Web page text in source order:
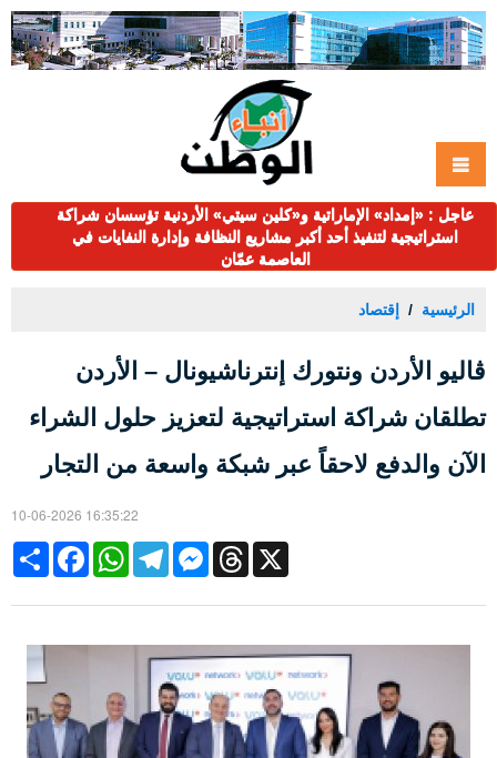
عاجل : «إمداد» الإماراتية و«كلين سيتي» الأردنية تؤسسان شراكة
استراتيجية لتنفيذ أحد أكبر مشاريع النظافة وإدارة النفايات في
العاصمة عمّان
الرئيسية إقتصاد
ڤاليو الأردن ونتورك إنترناشيونال – الأردن
تطلقان شراكة استراتيجية لتعزيز حلول الشراء
الآن والدفع لاحقاً عبر شبكة واسعة من التجار
10-06-2026 16:35:22
Share
FacebookWhatsAppTelegramMessengerThreads X